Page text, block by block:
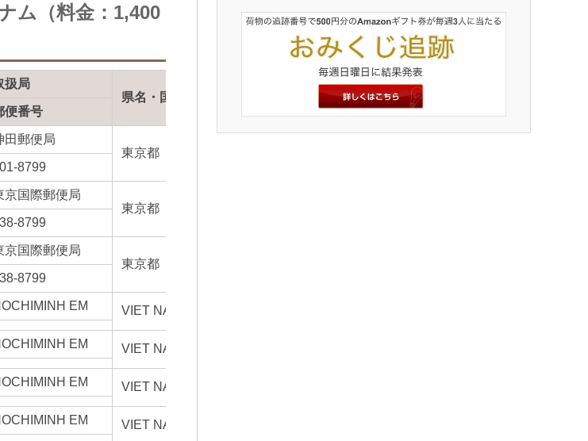
ム（料金：1,400
扱局
県名・国名
便番号
田郵便局
東京都
8799
京国際郵便局
東京都
8799
京国際郵便局
東京都
8799
EM VIET NAM
EM VIET NAM
EM VIET NAM
EM VIET NAM